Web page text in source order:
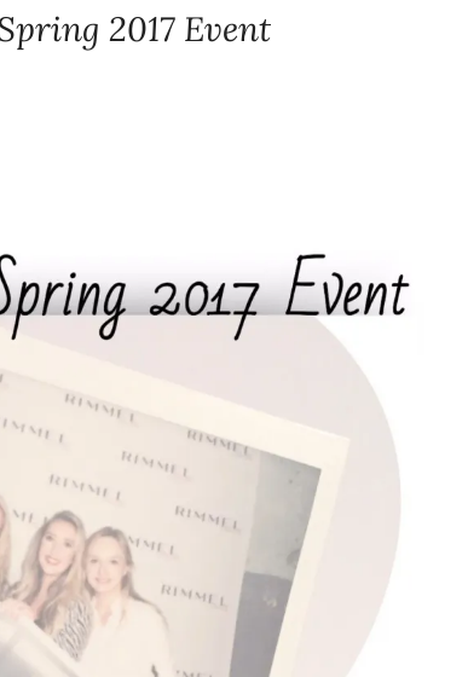
2017 Event